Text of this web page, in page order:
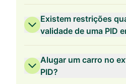
Existem restrições
validade de uma PID
Alugar um carro no
PID?